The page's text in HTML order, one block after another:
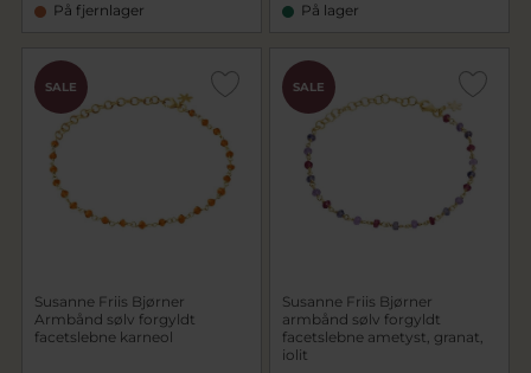
På fjernlager På lager
SALE
Susanne Friis Bjørner
Armbånd sølv forgyldt
facetslebne karneol
SALE
Susanne Friis Bjørner
armbånd sølv forgyldt
facetslebne ametyst, granat,
iolit